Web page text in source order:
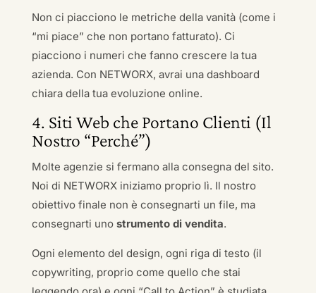
Non ci piacciono le metriche della vanità (come i
“mi piace” che non portano fatturato). Ci
piacciono i numeri che fanno crescere la tua
azienda. Con NETWORX, avrai una dashboard
chiara della tua evoluzione online.
4. Siti Web che Portano Clienti (Il
Nostro “Perché”)
Molte agenzie si fermano alla consegna del sito.
Noi di NETWORX iniziamo proprio lì. Il nostro
obiettivo finale non è consegnarti un file, ma
consegnarti uno strumento di vendita.
Ogni elemento del design, ogni riga di testo (il
copywriting, proprio come quello che stai